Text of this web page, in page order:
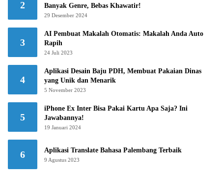
2 Banyak Genre, Bebas Khawatir!
29 Desember 2024
3
AI Pembuat Makalah Otomatis: Makalah Anda Auto
Rapih
24 Juli 2023
4
Aplikasi Desain Baju PDH, Membuat Pakaian Dinas
yang Unik dan Menarik
5 November 2023
5
iPhone Ex Inter Bisa Pakai Kartu Apa Saja? Ini
Jawabannya!
19 Januari 2024
6 Aplikasi Translate Bahasa Palembang Terbaik
9 Agustus 2023